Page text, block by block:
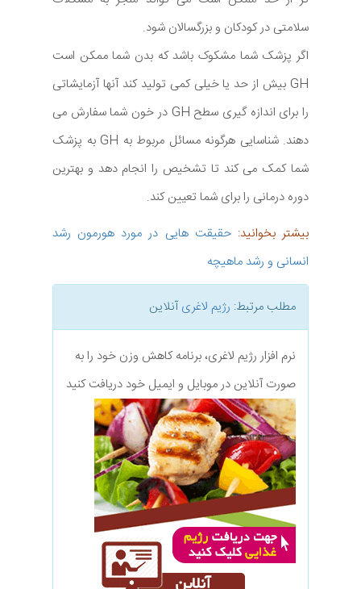
سلامتی در کودکان و بزرگسالان شود.
اگر پزشک شما مشکوک باشد که بدن شما ممکن است
GH بیش از حد یا خیلی کمی تولید کند آنها آزمایشاتی
را برای اندازه گیری سطح GH در خون شما سفارش می
دهند. شناسایی هرگونه مسائل مربوط به GH به پزشک
شما کمک می کند تا تشخیص را انجام دهد و بهترین
دوره درمانی را برای شما تعیین کند.
بیشتر بخوانید: حقیقت هایی در مورد هورمون رشد
انسانی و رشد ماهیچه
مطلب مرتبط: رژیم لاغریآنلاین
نرم افزار رژیم لاغری، برنامه کاهش وزن خود را به
صورت آنلاین در موبایل و ایمیل خود دریافت کنید